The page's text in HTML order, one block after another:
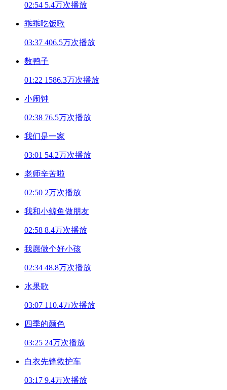
02:54 5.4万次播放
乖乖吃饭歌
03:37 406.5万次播放
数鸭子
01:22 1586.3万次播放
小闹钟
02:38 76.5万次播放
我们是一家
03:01 54.2万次播放
老师辛苦啦
02:50 2万次播放
我和小鲸鱼做朋友
02:58 8.4万次播放
我愿做个好小孩
02:34 48.8万次播放
水果歌
03:07 110.4万次播放
四季的颜色
03:25 24万次播放
白衣先锋救护车
03:17 9.4万次播放